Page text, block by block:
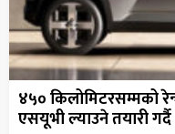
४५० किलोमिटरसम्मको
एसयूभी ल्याउने तयारी गर्दै